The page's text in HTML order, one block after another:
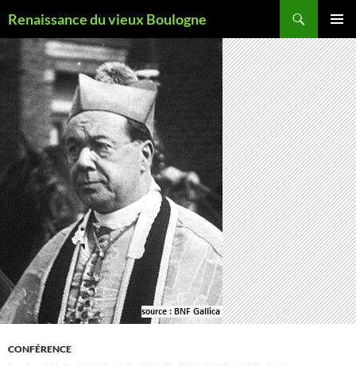
au
contenu
Renaissance du vieux Boulogne
MENU
CONFÉRENCE